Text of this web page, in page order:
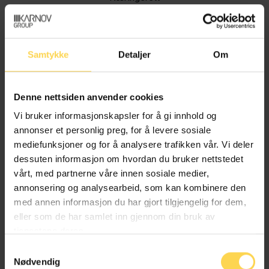
Samtykke Detaljer Om
Denne nettsiden anvender cookies
Vi bruker informasjonskapsler for å gi innhold og
annonser et personlig preg, for å levere sosiale
mediefunksjoner og for å analysere trafikken vår. Vi deler
dessuten informasjon om hvordan du bruker nettstedet
vårt, med partnerne våre innen sosiale medier,
annonsering og analysearbeid, som kan kombinere den
med annen informasjon du har gjort tilgjengelig for dem,
eller som de har samlet inn gjennom din bruk av
Nødvendig
Håndverkertjenesteloven – hvtjl
Anskaffelser, avtaler, bygg og entrepriser
Forbruker-, kjøps- og konkurranserett
Næringsrett
Produktkontrolloven – prodktrl